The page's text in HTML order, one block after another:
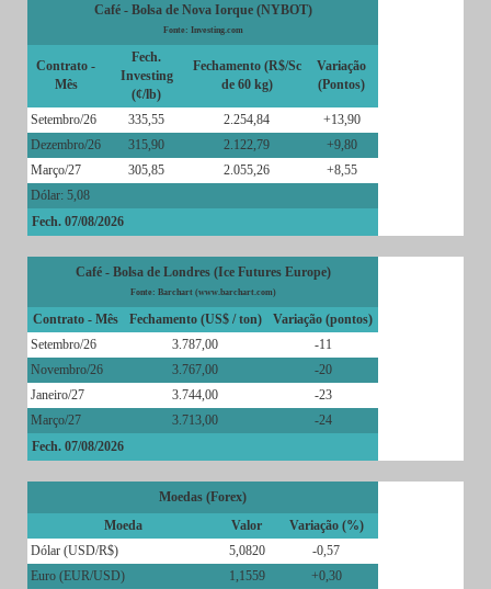
Café - Bolsa de Nova Iorque (NYBOT)
Fonte: Investing.com
Contrato -
Mês
Fech.
Investing
(¢/lb)
Fechamento (R$/Sc
de 60 kg)
Variação
(Pontos)
Setembro/26 335,55 2.254,84
+13,90
Dezembro/26
315,90 2.122,79
+9,80
Março/27
305,85 2.055,26
+8,55
Dólar: 5,08
Fech. 07/08/2026
Café - Bolsa de Londres (Ice Futures Europe)
Fonte: Barchart (www.barchart.com)
Contrato - Mês Fechamento (US$ / ton)
Variação (pontos)
Setembro/26
3.787,00
-11
Novembro/26
3.767,00
-20
Janeiro/27
3.744,00
-23
Março/27
3.713,00
-24
Fech. 07/08/2026
Moedas (Forex)
Moeda
Valor
Variação (%)
Dólar (USD/R$)
5,0820
-0,57
Euro (EUR/USD)
1,1559
+0,30